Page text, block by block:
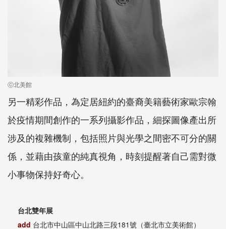
ⓒ北美館
另一精彩作品，為定居紐約的臺裔美籍藝術家歐宗翰
於疫情期間創作的一系列攝影作品，細探圖像產出所
涉及的複雜機制，包括照片與光學之間密不可分的關
係，並藉由孩童的純真視角，時刻提醒著自己需對微
小事物保持好奇心。
台北雙年展
add 台北市中山區中山北路三段181號（臺北市立美術館）